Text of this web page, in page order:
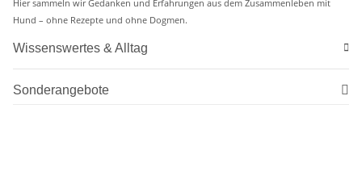
Hier sammeln wir Gedanken und Erfahrungen aus dem Zusammenleben mit
Hund – ohne Rezepte und ohne Dogmen.
Wissenswertes & Alltag
Sonderangebote